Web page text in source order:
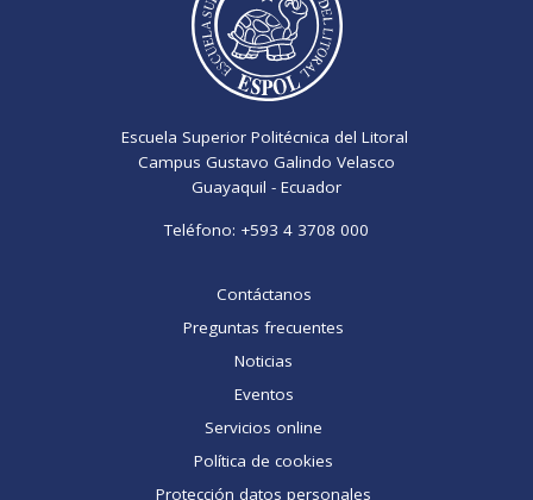
Escuela Superior Politécnica del Litoral
Campus Gustavo Galindo Velasco
Guayaquil - Ecuador
Teléfono: +593 4 3708 000
Contáctanos
Preguntas frecuentes
Noticias
Eventos
Servicios online
Política de cookies
Protección datos personales